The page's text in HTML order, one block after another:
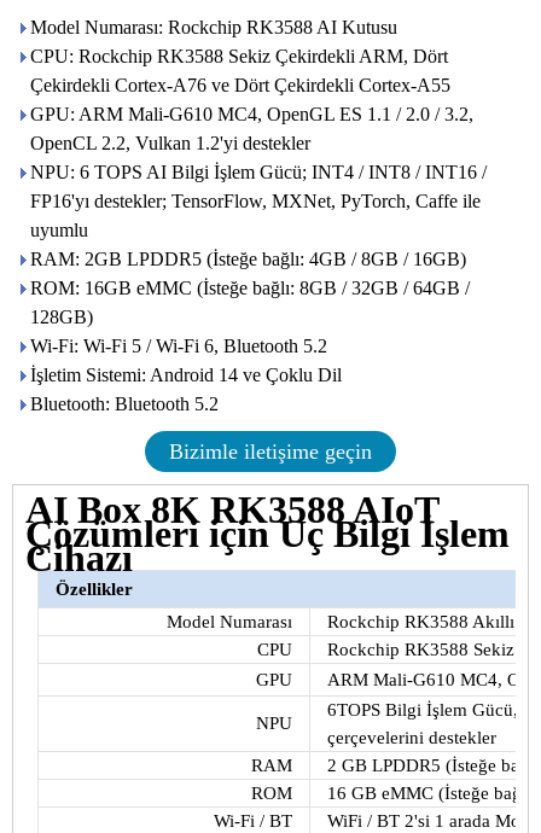
Model Numarası: Rockchip RK3588 AI Kutusu
CPU: Rockchip RK3588 Sekiz Çekirdekli ARM, Dört
Çekirdekli Cortex-A76 ve Dört Çekirdekli Cortex-A55
GPU: ARM Mali-G610 MC4, OpenGL ES 1.1 / 2.0 / 3.2,
OpenCL 2.2, Vulkan 1.2'yi destekler
NPU: 6 TOPS AI Bilgi İşlem Gücü; INT4 / INT8 / INT16 /
FP16'yı destekler; TensorFlow, MXNet, PyTorch, Caffe ile
uyumlu
RAM: 2GB LPDDR5 (İsteğe bağlı: 4GB / 8GB / 16GB)
ROM: 16GB eMMC (İsteğe bağlı: 8GB / 32GB / 64GB /
128GB)
Wi-Fi: Wi-Fi 5 / Wi-Fi 6, Bluetooth 5.2
İşletim Sistemi: Android 14 ve Çoklu Dil
Bluetooth: Bluetooth 5.2
Bizimle iletişime geçin
AI Box 8K RK3588 AIoT
Çözümleri için Uç Bilgi İşlem
Cihazı
Özellikler
Model Numarası
Rockchip RK3588 Akıllı
CPU
Rockchip RK3588 Sekiz
GPU
ARM Mali-G610 MC4,
NPU
6TOPS Bilgi İşlem Gücü,
çerçevelerini destekler
RAM
2 GB LPDDR5 (İsteğe
ROM
16 GB eMMC (İsteğe
Wi-Fi / BT
WiFi / BT 2'si 1 arada